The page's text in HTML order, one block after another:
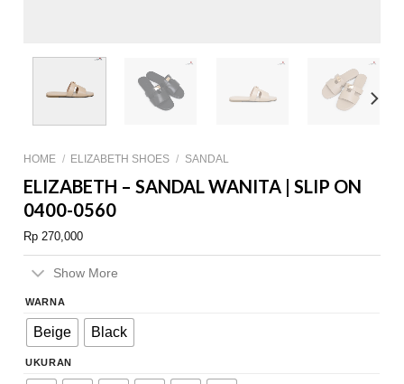
HOME / ELIZABETH SHOES / SANDAL
ELIZABETH – SANDAL WANITA | SLIP ON
0400-0560
Rp 270,000
Show More
WARNA
Beige Black
UKURAN